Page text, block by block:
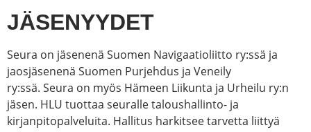
JÄSENYYDET
Seura on jäsenenä Suomen Navigaatioliitto ry:ssä ja
jaosjäsenenä Suomen Purjehdus ja Veneily
ry:ssä. Seura on myös Hämeen Liikunta ja Urheilu ry:n
jäsen. HLU tuottaa seuralle taloushallinto- ja
kirjanpitopalveluita. Hallitus harkitsee tarvetta liittyä